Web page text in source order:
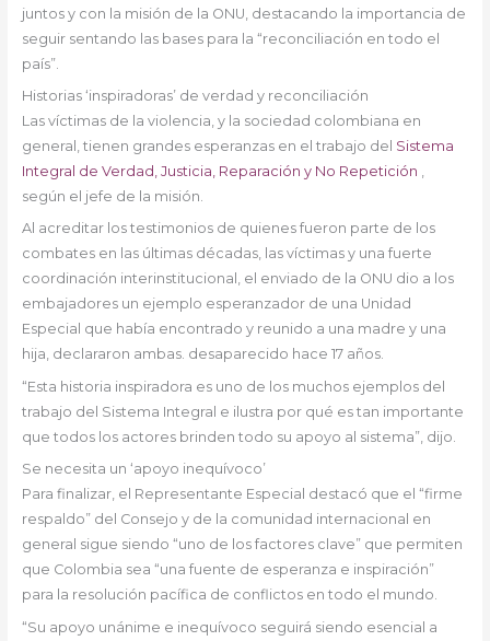
juntos y con la misión de la ONU, destacando la importancia de
seguir sentando las bases para la “reconciliación en todo el
país”.
Historias ‘inspiradoras’ de verdad y reconciliación
Las víctimas de la violencia, y la sociedad colombiana en
general, tienen grandes esperanzas en el trabajo del Sistema
Integral de Verdad, Justicia, Reparación y No Repetición ,
según el jefe de la misión.
Al acreditar los testimonios de quienes fueron parte de los
combates en las últimas décadas, las víctimas y una fuerte
coordinación interinstitucional, el enviado de la ONU dio a los
embajadores un ejemplo esperanzador de una Unidad
Especial que había encontrado y reunido a una madre y una
hija, declararon ambas. desaparecido hace 17 años.
“Esta historia inspiradora es uno de los muchos ejemplos del
trabajo del Sistema Integral e ilustra por qué es tan importante
que todos los actores brinden todo su apoyo al sistema”, dijo.
Se necesita un ‘apoyo inequívoco’
Para finalizar, el Representante Especial destacó que el “firme
respaldo” del Consejo y de la comunidad internacional en
general sigue siendo “uno de los factores clave” que permiten
que Colombia sea “una fuente de esperanza e inspiración”
para la resolución pacífica de conflictos en todo el mundo.
“Su apoyo unánime e inequívoco seguirá siendo esencial a